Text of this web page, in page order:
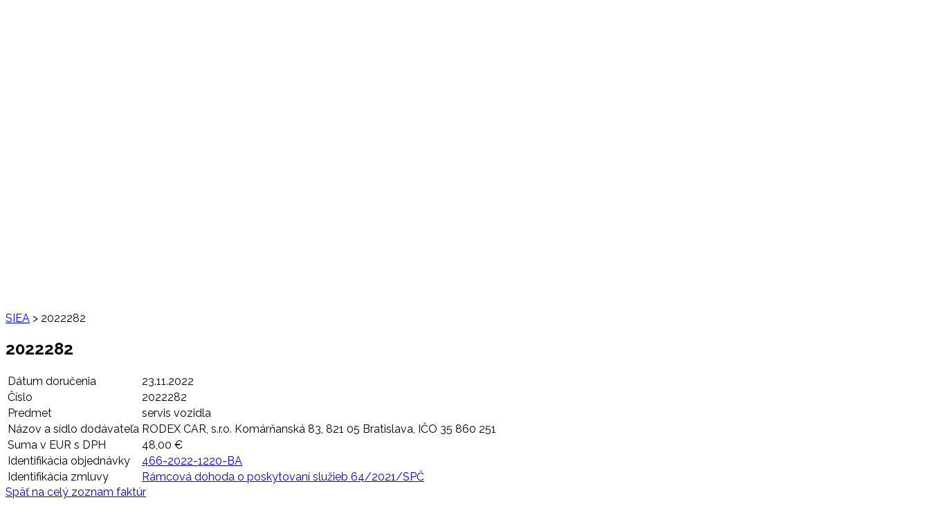
SIEA > 2022282
2022282
Dátum doručenia
23.11.2022
Číslo
2022282
Predmet
servis vozidla
Názov a sídlo dodávateľa RODEX CAR, s.r.o. Komárňanská 83, 821 05 Bratislava, IČO 35 860 251
Suma v EUR s DPH
48,00 €
Identifikácia objednávky
466-2022-1220-BA
Identifikácia zmluvy
Rámcová dohoda o poskytovaní služieb 64/2021/SPČ
Späť na celý zoznam faktúr